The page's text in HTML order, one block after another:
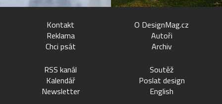
Kontakt
Reklama
Chci psát
O DesignMag.cz
Autoři
Archiv
RSS kanál
Kalendář
Newsletter
Soutěž
Poslat design
English